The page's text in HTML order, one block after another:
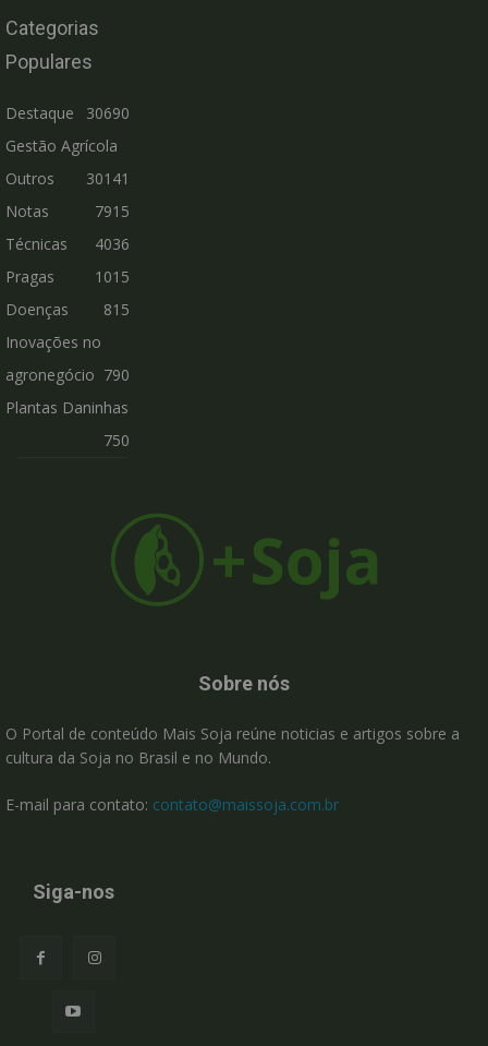
Categorias
Populares
Destaque
30690
Gestão Agrícola
30141
Outros
7915
Notas
Técnicas
4036
Pragas
1015
Doenças
815
Inovações no
agronegócio 790
Plantas Daninhas
750
Sobre nós
O Portal de conteúdo Mais Soja reúne noticias e artigos sobre a
cultura da Soja no Brasil e no Mundo.
E-mail para contato: contato@maissoja.com.br
Siga-nos